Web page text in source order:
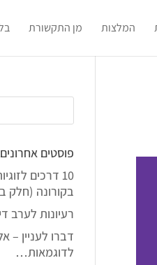
המלצות מן התקשורת
פוסטים אחרונים
10 דרכים
בקורונה (חלק
רעיונות לערב
דברו לעניין –
לדוגמאות…